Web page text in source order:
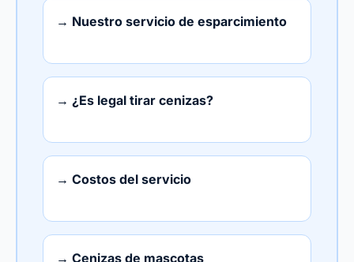
→ Nuestro servicio de esparcimiento
→ ¿Es legal tirar cenizas?
→ Costos del servicio
→ Cenizas de mascotas